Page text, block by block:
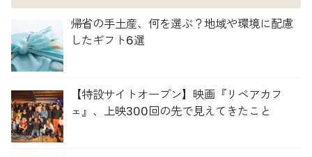
帰省の手土産、何を選ぶ？地域や環境に配慮
したギフト6選
【特設サイトオープン】映画『リペアカフ
ェ』、上映300回の先で見えてきたこと